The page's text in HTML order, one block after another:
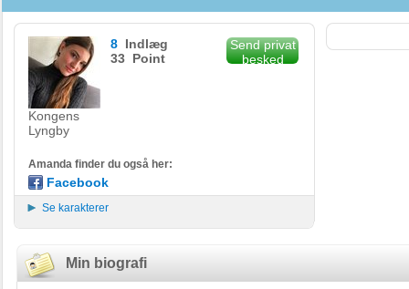
Kongens
Lyngby
8 Indlæg
33 Point
Send privat
besked
Amanda finder du også her:
Facebook
Se karakterer
Min biografi